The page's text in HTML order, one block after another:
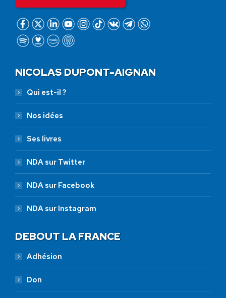
NICOLAS DUPONT-AIGNAN
Qui est-il ?
Nos idées
Ses livres
NDA sur Twitter
NDA sur Facebook
NDA sur Instagram
DEBOUT LA FRANCE
Adhésion
Don